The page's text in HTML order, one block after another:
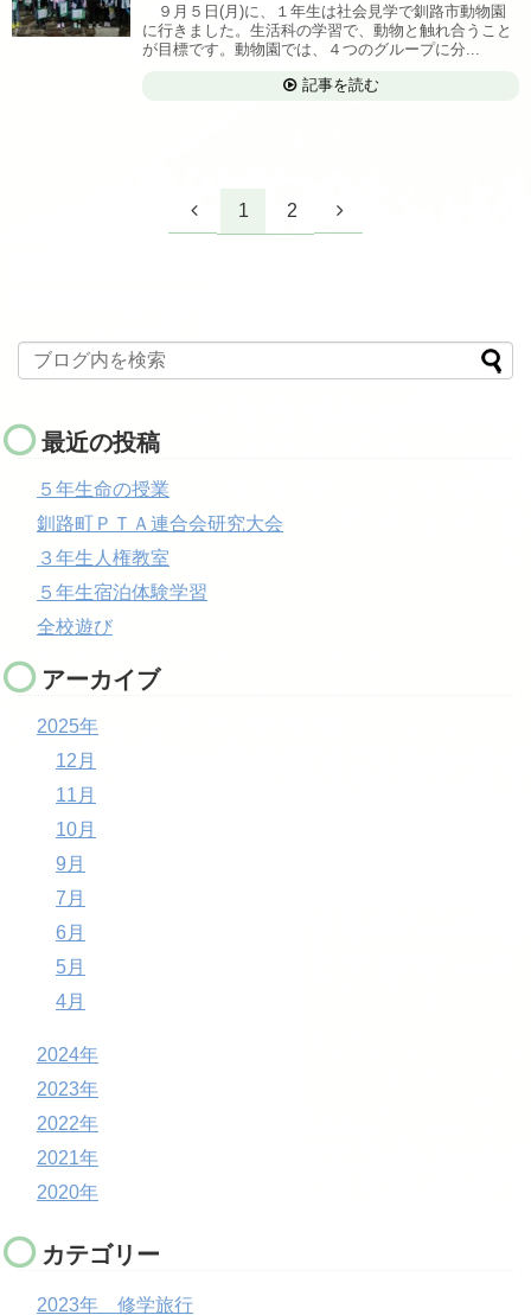
９月５日(月)に、１年生は社会見学で釧路市動物園
に行きました。生活科の学習で、動物と触れ合うこと
が目標です。動物園では、４つのグループに分...
記事を読む
1 2
最近の投稿
５年生命の授業
釧路町ＰＴＡ連合会研究大会
３年生人権教室
５年生宿泊体験学習
全校遊び
アーカイブ
2025年
12月
11月
10月
9月
7月
6月
5月
4月
2024年
2023年
2022年
2021年
2020年
カテゴリー
2023年 修学旅行